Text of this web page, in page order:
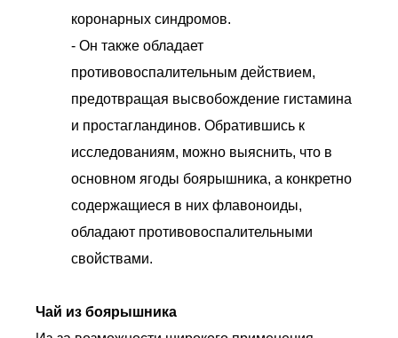
коронарных синдромов.
- Он также обладает
противовоспалительным действием,
предотвращая высвобождение гистамина
и простагландинов. Обратившись к
исследованиям, можно выяснить, что в
основном ягоды боярышника, а конкретно
содержащиеся в них флавоноиды,
обладают противовоспалительными
свойствами.
Чай из боярышника